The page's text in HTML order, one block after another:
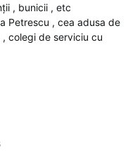
, bunicii , etc
Petrescu , cea adusa de
colegi de serviciu cu